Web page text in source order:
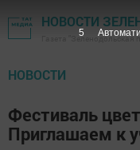
НОВОСТИ
Газета
НОВОСТИ
Фестиваль
Приглашаем к
4